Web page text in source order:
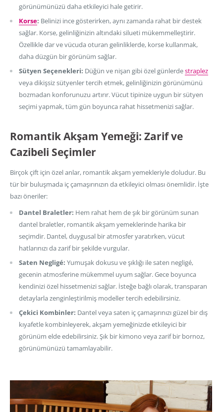
görünümünüzü daha etkileyici hale getirir.
Korse: Belinizi ince gösterirken, aynı zamanda rahat bir destek
sağlar. Korse, gelinliğinizin altındaki silueti mükemmelleştirir.
Özellikle dar ve vücuda oturan gelinliklerde, korse kullanmak,
daha düzgün bir görünüm sağlar.
Sütyen Seçenekleri: Düğün ve nişan gibi özel günlerdestraplez
veya dikişsiz sütyenler tercih etmek, gelinliğinizin görünümünü
bozmadan konforunuzu artırır. Vücut tipinize uygun bir sütyen
seçimi yapmak, tüm gün boyunca rahat hissetmenizi sağlar.
Romantik Akşam Yemeği: Zarif ve
Cazibeli Seçimler
Birçok çift için özel anlar, romantik akşam yemekleriyle doludur. Bu
tür bir buluşmada iç çamaşırınızın da etkileyici olması önemlidir. İşte
bazı öneriler:
Dantel Braletler: Hem rahat hem de şık bir görünüm sunan
dantel braletler, romantik akşam yemeklerinde harika bir
seçimdir. Dantel, duygusal bir atmosfer yaratırken, vücut
hatlarınızı da zarif bir şekilde vurgular.
Saten Negligé: Yumuşak dokusu ve şıklığı ile saten negligé,
gecenin atmosferine mükemmel uyum sağlar. Gece boyunca
kendinizi özel hissetmenizi sağlar. İsteğe bağlı olarak, transparan
detaylarla zenginleştirilmiş modeller tercih edebilirsiniz.
Çekici Kombinler: Dantel veya saten iç çamaşırınızı güzel bir dış
kıyafetle kombinleyerek, akşam yemeğinizde etkileyici bir
görünüm elde edebilirsiniz. Şık bir kimono veya zarif bir bornoz,
görünümünüzü tamamlayabilir.